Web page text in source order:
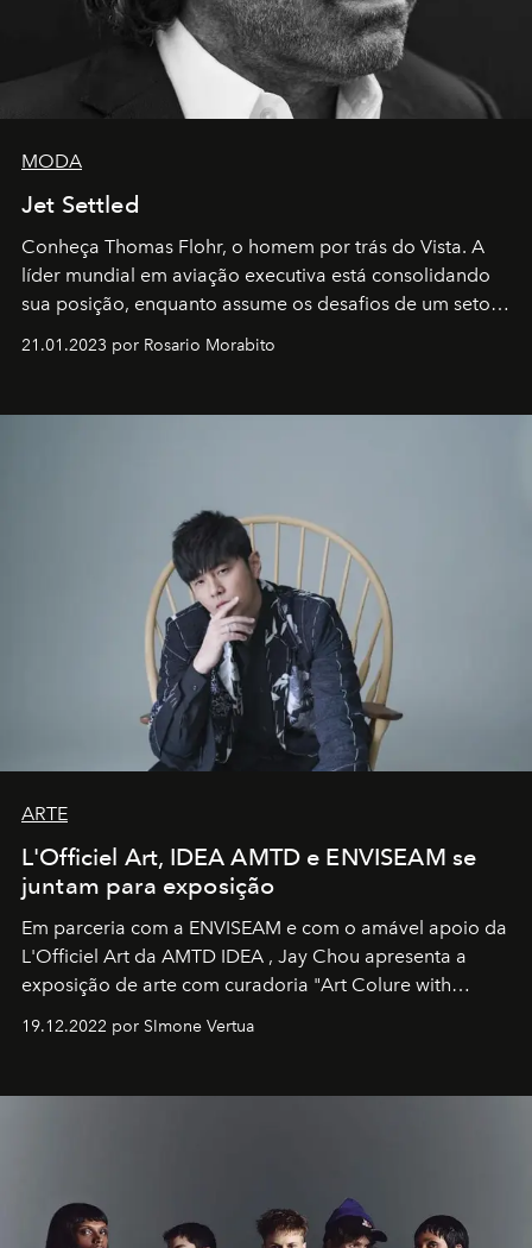
MODA
Jet Settled
Conheça Thomas Flohr, o homem por trás do Vista. A
líder mundial em aviação executiva está consolidando
sua posição, enquanto assume os desafios de um setor
21.01.2023 por Rosario Morabito
ARTE
L'Officiel Art, IDEA AMTD e ENVISEAM se
juntam para exposição
Em parceria com a ENVISEAM e com o amável apoio da
L'Officiel Art da AMTD IDEA , Jay Chou apresenta a
exposição de arte com curadoria "Art Colure with
19.12.2022 por SImone Vertua